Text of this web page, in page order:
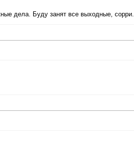
дела. Буду занят все выходные, сорри.